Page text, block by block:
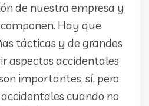
de nuestra empresa y
Hay que
tácticas y de grandes
aspectos accidentales
importantes, sí, pero
cuando no